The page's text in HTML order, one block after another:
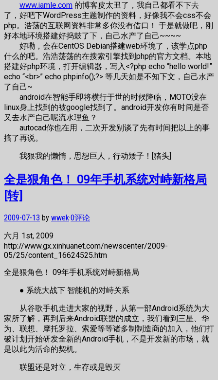
www.iamle.com 的博客皮太丑了，我自己都看不下去
了，好吧下WordPress主题制作的资料，好像我不会css不会
php。浩荡的互联网资料非常多你没有借口！ 于是就做吧，刚
好本地环境搭建好捣鼓了下，自己水产了自己~~~~
好嘞，会在CentOS Debian搭建web环境了，该学点php
什么的吧。浩浩荡荡的在搜索引擎找到php的官方文档。本地
搭建好php环境，打开编辑器，写入<?php echo “hello world!”
echo “<br>” echo phpinfo();?> 等几天如是不知下文，自己水产
了自己~
android在智能手即将横行于世的时候降临，MOTO没在
linux身上找到的被google找到了。android开发你有时间是否
又去水产自己呢流水理鱼？
autocad你也在用，二次开发别谈了先有时间把以上的事
搞了再说。
我狠我的懒惰，思想巨人，行动矮子！[猪头]
全是狠角色！ 09年手机系统对峙新格局
[转]
2009-07-13 by wwek·0评论
六月 1st, 2009
http://www.gx.xinhuanet.com/newscenter/2009-
05/25/content_16624525.htm
全是狠角色！ 09年手机系统对峙新格局
● 系统大战下 智能机的对峙关系
从谷歌手机走进大家的视野，从第一部Android系统为大
家所了解，再到后来Android联盟的成立，我们看到三星、华
为、联想、摩托罗拉、索爱等等诸多制制造商的加入，他们打
破计划开始研发全新的Android手机，不是开发新的市场，就
是以此为活命的契机。
联盟还是对立，生存或是毁灭